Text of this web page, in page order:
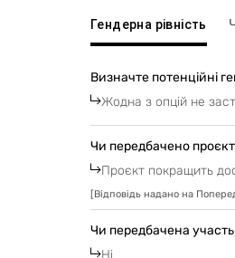
Гендерна рівність
Визначте потенційні
Жодна з опцій не
Чи передбачено
Проєкт покращить
[Відповідь надано на
Чи передбачена участь
Ні